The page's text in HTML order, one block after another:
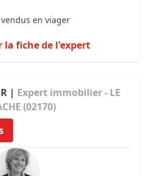
en viager
la fiche de l'expert
| Expert immobilier - LE
(02170)